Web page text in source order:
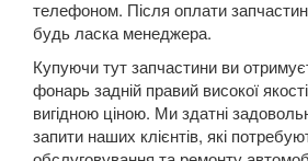
M5 E60/E61
5 Series F07 GT
5 Series F10
телефоном. Після оплати
будь ласка менеджера.
Купуючи тут запчастини ви
фонарь задній правий високої
вигідною ціною. Ми здатні
запити наших клієнтів, які